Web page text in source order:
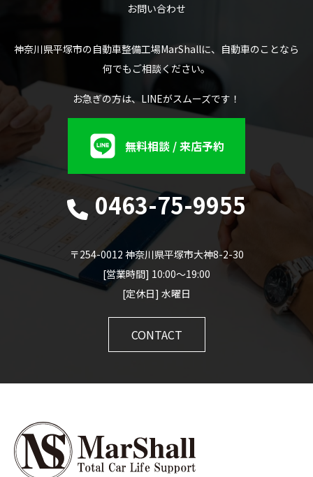
お問い合わせ
神奈川県平塚市の自動車整備工場MarShallに、自動車のことなら
何でもご相談ください。
お急ぎの方は、LINEがスムーズです！
無料相談 / 来店予約
0463-75-9955
〒254-0012 神奈川県平塚市大神8-2-30
[営業時間] 10:00～19:00
[定休日] 水曜日
CONTACT